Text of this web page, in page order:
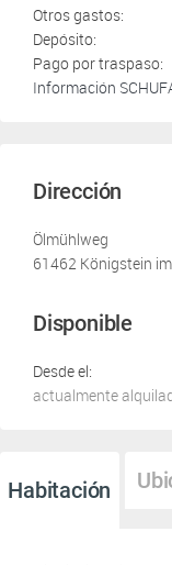
Otros gastos:
Depósito:
Pago por traspaso:
Información
Dirección
Ölmühlweg
61462 Königstein
Disponible
Desde el:
actualmente
Habitación